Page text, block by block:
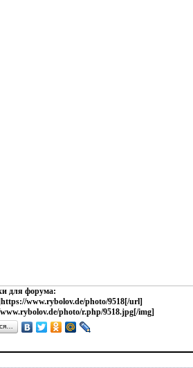
для форума:
www.rybolov.de/photo/9518[/url]
photo/r.php/9518.jpg[/img]